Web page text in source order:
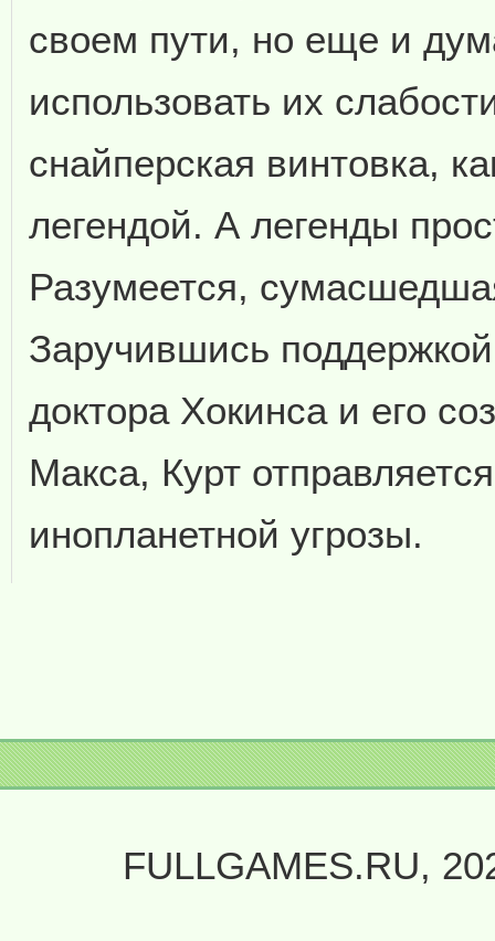
своем пути, но еще и
использовать их
снайперская винтовка,
легендой. А легенды
Разумеется,
Заручившись
доктора Хокинса и его
Макса, Курт
инопланетной угрозы.
FULLGAMES.RU,